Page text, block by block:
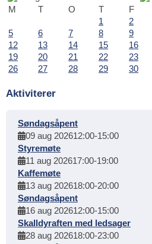
M
T O T F
1
2
5
6 7 8 9
12
13 14 15 16
19
20 21 22 23
26
27 28 29 30
Aktiviterer
Søndagsåpent
09 aug 202612:00-15:00
Styremøte
11 aug 202617:00-19:00
Kaffemøte
13 aug 202618:00-20:00
Søndagsåpent
16 aug 202612:00-15:00
Skalldyraften med ledsager
28 aug 202618:00-23:00